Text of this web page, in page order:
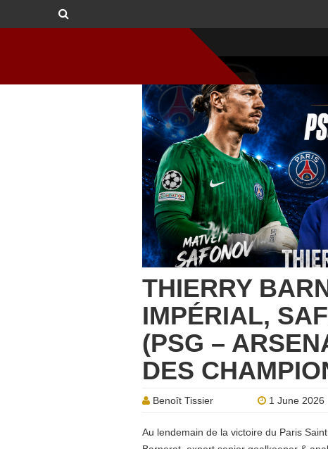
THIERRY
IMPÉRIAL,
(PSG –
DES
Benoît Tissier 1 June 2026
Au lendemain de la victoire du Paris